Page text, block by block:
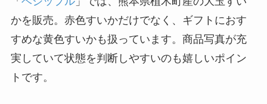
かを販売。赤色すいかだけでなく、ギフトにおす
すめな黄色すいかも扱っています。商品写真が充
実していて状態を判断しやすいのも嬉しいポイン
トです。